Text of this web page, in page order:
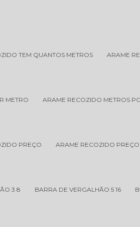
TEM QUANTOS METROS ARAME
METRO ARAME RECOZIDO METROS
PREÇO ARAME RECOZIDO PREÇO
3 8 BARRA DE VERGALHÃO 5 16